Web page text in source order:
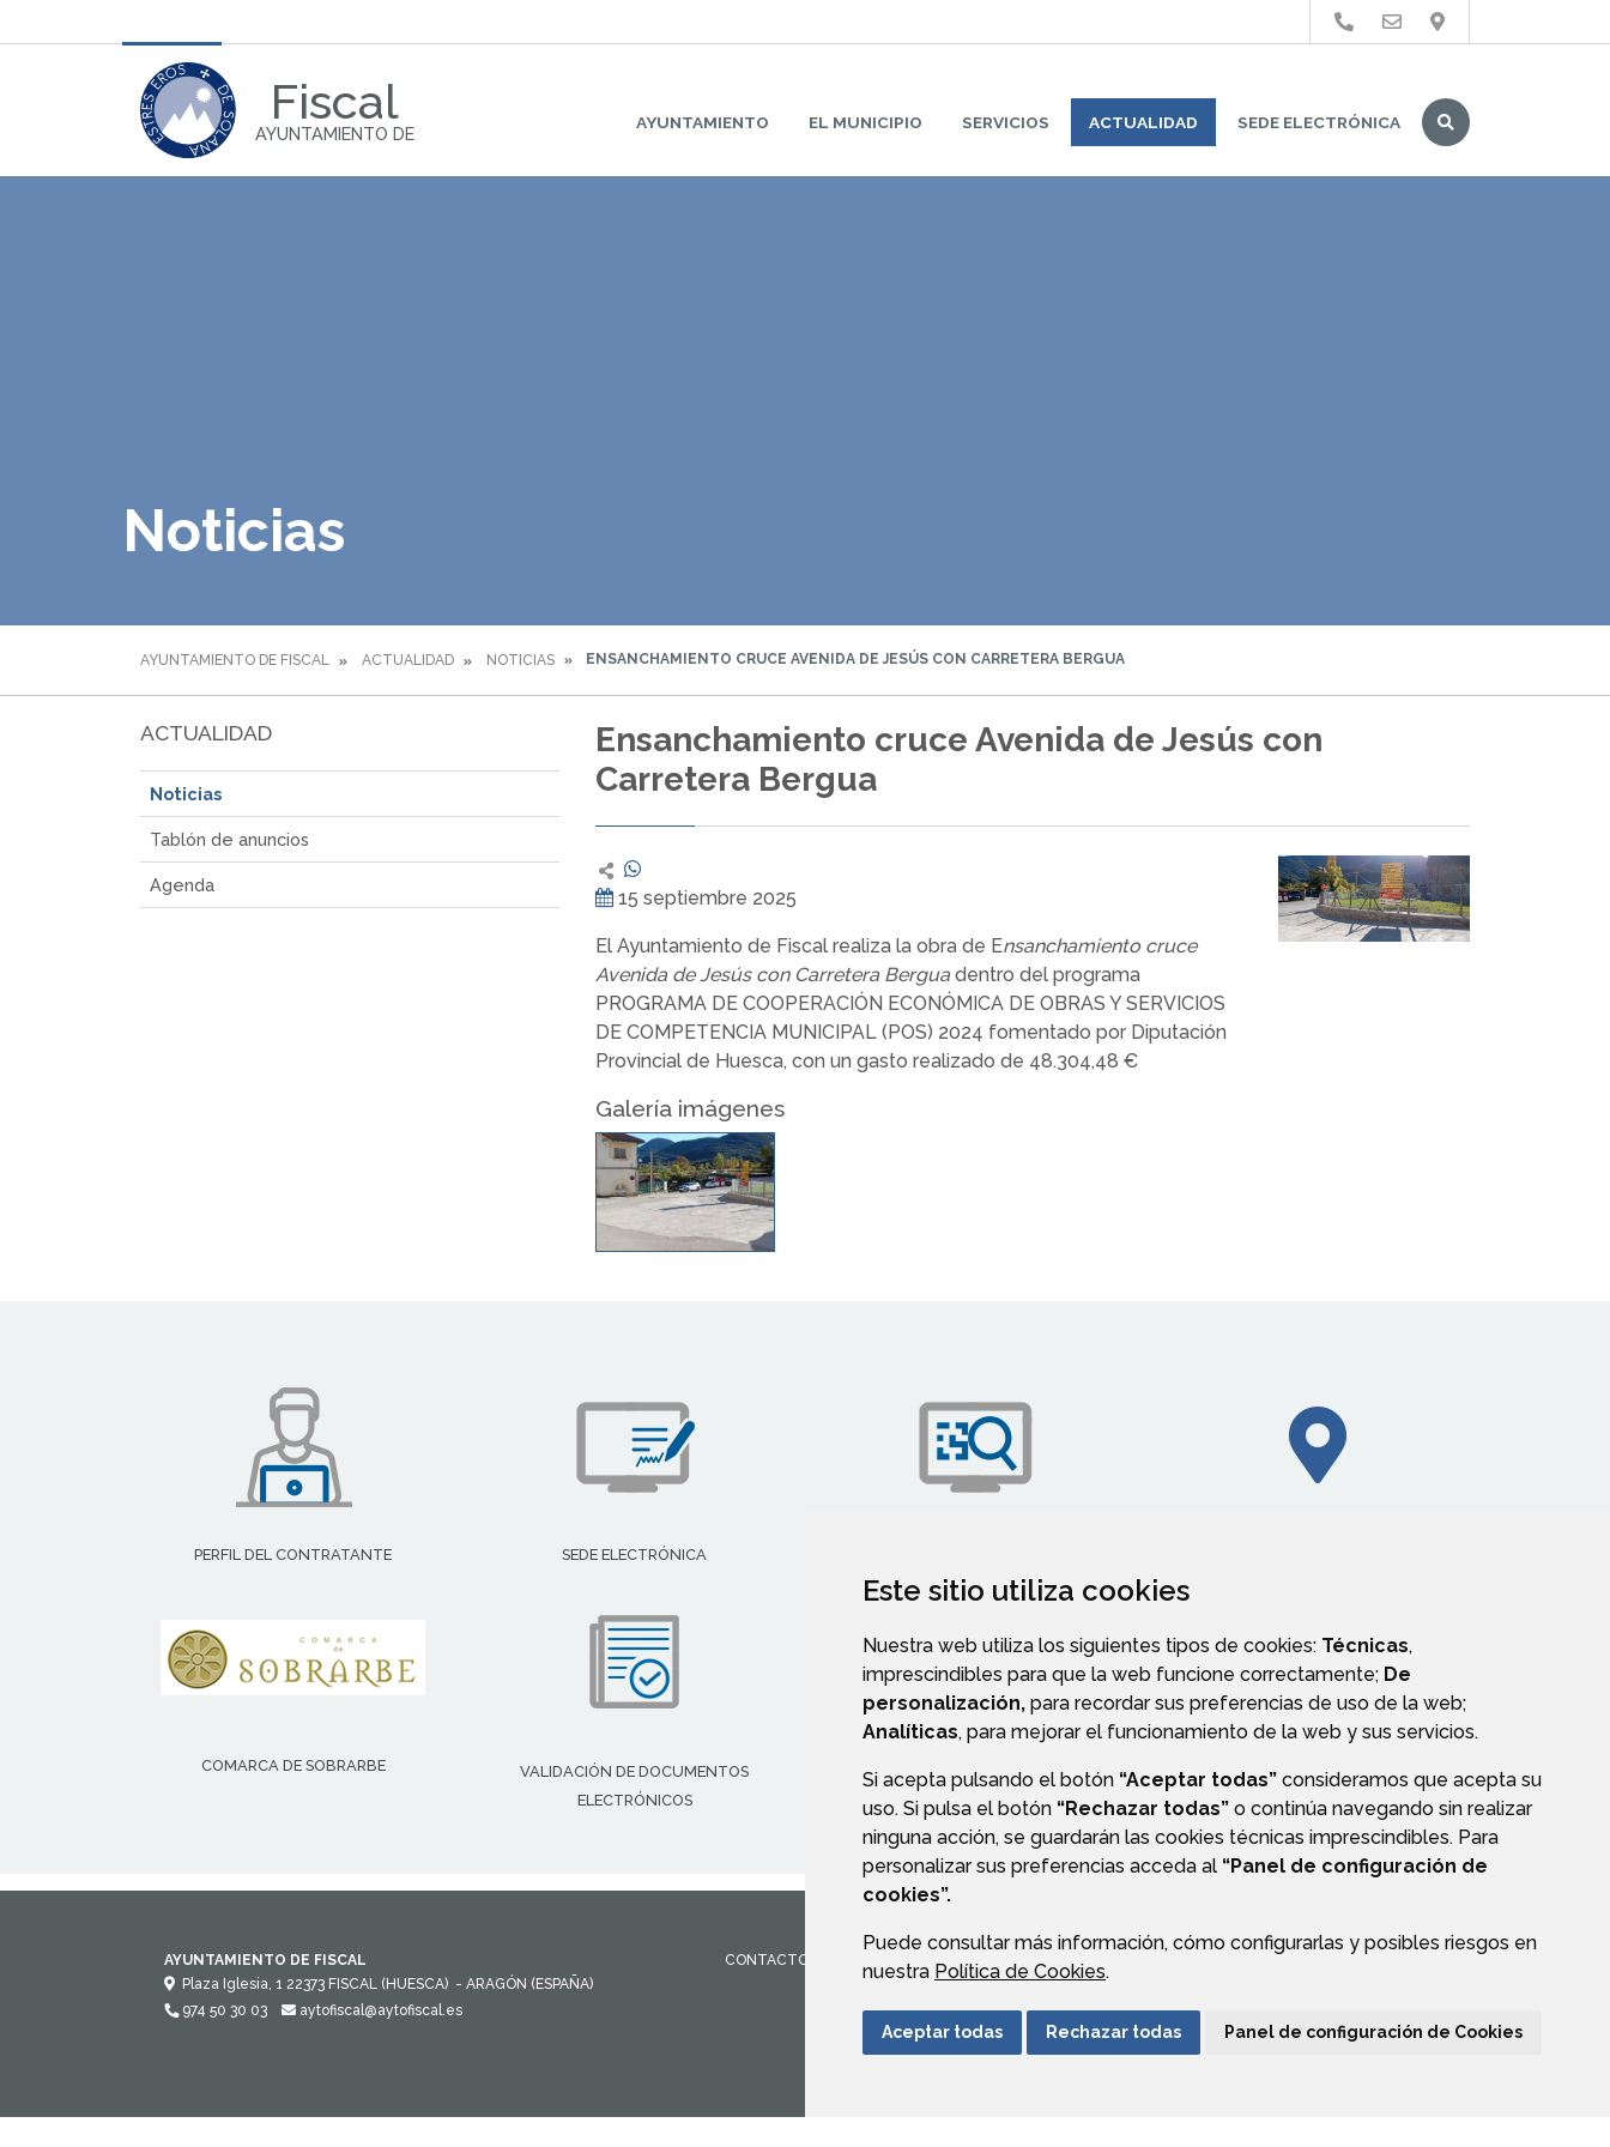
Este sitio utiliza cookies
Nuestra web utiliza los siguientes tipos de cookies: Técnicas,
imprescindibles para que la web funcione correctamente; De
personalización, para recordar sus preferencias de uso de la web;
Analíticas, para mejorar el funcionamiento de la web y sus servicios.
Si acepta pulsando el botón “Aceptar todas” consideramos que acepta su
uso. Si pulsa el botón “Rechazar todas” o continúa navegando sin realizar
ninguna acción, se guardarán las cookies técnicas imprescindibles. Para
personalizar sus preferencias acceda al “Panel de configuración de
cookies”.
Puede consultar más información, cómo configurarlas y posibles riesgos en
nuestra Política de Cookies.
Aceptar todas Rechazar todas Panel de configuración de Cookies
Fiscal
AYUNTAMIENTO DE
AYUNTAMIENTO EL MUNICIPIO SERVICIOS ACTUALIDAD SEDE ELECTRÓNICA
Buscar
Noticias
AYUNTAMIENTO DE FISCAL ACTUALIDAD NOTICIAS ENSANCHAMIENTO CRUCE AVENIDA DE JESÚS CON CARRETERA BERGUA
ACTUALIDAD
Noticias
Tablón de anuncios
Agenda
Ensanchamiento cruce Avenida de Jesús con
Carretera Bergua
15 septiembre 2025
El Ayuntamiento de Fiscal realiza la obra de Ensanchamiento cruce
Avenida de Jesús con Carretera Bergua dentro del programa
PROGRAMA DE COOPERACIÓN ECONÓMICA DE OBRAS Y SERVICIOS
DE COMPETENCIA MUNICIPAL (POS) 2024 fomentado por Diputación
Provincial de Huesca, con un gasto realizado de 48.304,48 €
Galería imágenes
PERFIL DEL CONTRATANTE SEDE ELECTRÓNICA
COMARCA DE SOBRARBE
VALIDACIÓN DE DOCUMENTOS
ELECTRÓNICOS
AYUNTAMIENTO DE FISCAL
Plaza Iglesia, 1 22373 FISCAL (HUESCA) - ARAGÓN (ESPAÑA)
974 50 30 03
aytofiscal@aytofiscal.es
CONTACTO AVISO LEGAL PROTECCIÓN DE DATOS